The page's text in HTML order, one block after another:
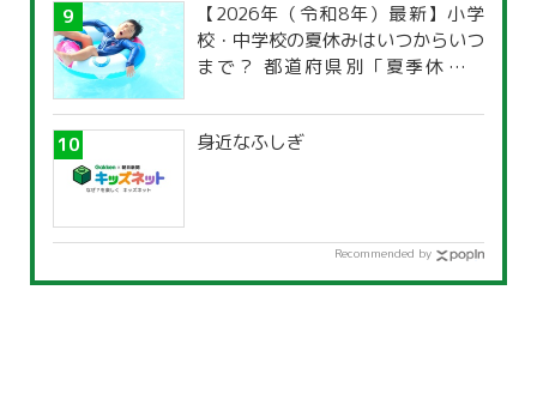
【2026年（令和8年）最新】小学
校・中学校の夏休みはいつからいつ
まで？ 都道府県別「夏季休暇一
身近なふしぎ
Recommended by